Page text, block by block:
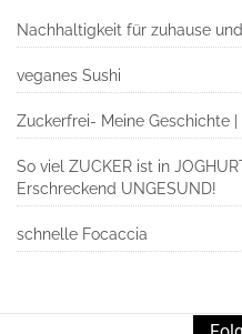
Nachhaltigkeit für zuhause
veganes Sushi
Zuckerfrei- Meine Geschichte
So viel ZUCKER ist in
Erschreckend UNGESUND!
schnelle Focaccia